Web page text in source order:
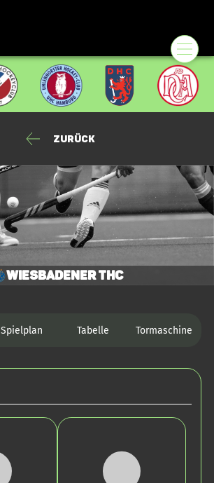
Zurück
Wiesbadener THC
Spielplan Tabelle Tormaschine